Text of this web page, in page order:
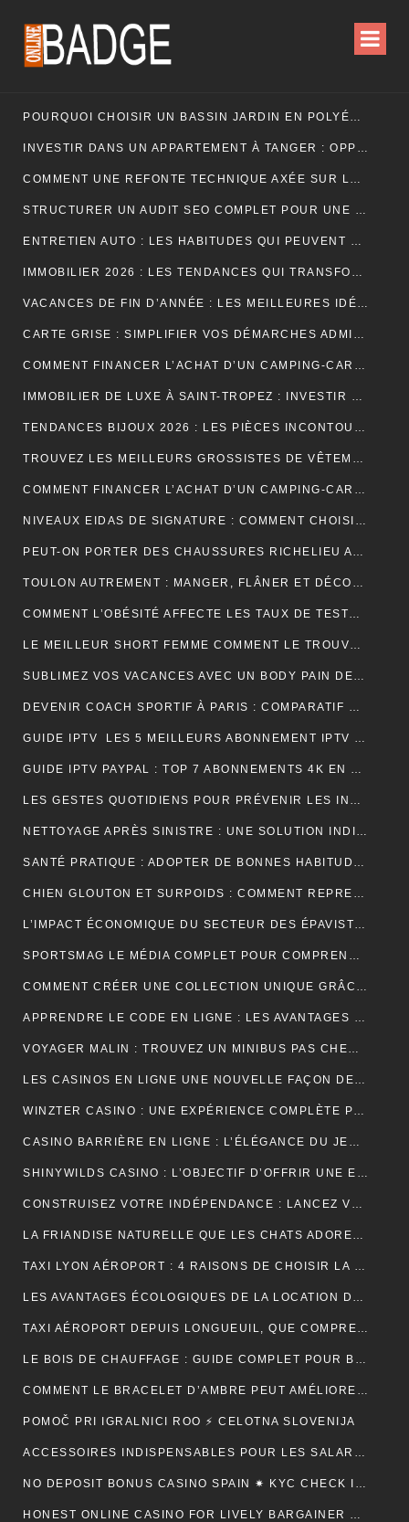
POURQUOI CHOISIR UN BASSIN JARDIN EN POLYÉTHYLÈNE FERME ?
INVESTIR DANS UN APPARTEMENT À TANGER : OPPORTUNITÉS ET POINTS ESSENTIELS À CONNAÎTRE
COMMENT UNE REFONTE TECHNIQUE AXÉE SUR LES SIGNAUX WEB ESSENTIELS A BOOSTÉ LES VENTES D’UNE BOUTIQUE EN LIGNE
STRUCTURER UN AUDIT SEO COMPLET POUR UNE PLATEFORME E-COMMERCE INTERNATIONALE
ENTRETIEN AUTO : LES HABITUDES QUI PEUVENT PROLONGER LA VIE DE VOTRE VÉHICULE
IMMOBILIER 2026 : LES TENDANCES QUI TRANSFORMENT LE MARCHÉ DE LA LOCATION
VACANCES DE FIN D’ANNÉE : LES MEILLEURES IDÉES POUR CÉLÉBRER LES FÊTES
CARTE GRISE : SIMPLIFIER VOS DÉMARCHES ADMINISTRATIVES
COMMENT FINANCER L’ACHAT D’UN CAMPING-CAR : CRÉDIT, LEASING OU PAIEMENT COMPTANT ?
IMMOBILIER DE LUXE À SAINT-TROPEZ : INVESTIR DANS UN ART DE VIVRE
TENDANCES BIJOUX 2026 : LES PIÈCES INCONTOURNABLES À PORTER CETTE ANNÉE
TROUVEZ LES MEILLEURS GROSSISTES DE VÊTEMENTS PAT PATROUILLE POUR BOOSTER VOTRE ACTIVITÉ DE REVENTE RENTABLE
COMMENT FINANCER L’ACHAT D’UN CAMPING-CAR : CRÉDIT, LEASING OU PAIEMENT COMPTANT ?
NIVEAUX EIDAS DE SIGNATURE : COMMENT CHOISIR LE BON NIVEAU POUR SÉCURISER VOS DOCUMENTS
PEUT-ON PORTER DES CHAUSSURES RICHELIEU AVEC UN JEAN ?
TOULON AUTREMENT : MANGER, FLÂNER ET DÉCOUVRIR LES VRAIES BONNES ADRESSES
COMMENT L’OBÉSITÉ AFFECTE LES TAUX DE TESTOSTÉRONE ET LA LIBIDO MASCULINE
LE MEILLEUR SHORT FEMME COMMENT LE TROUVER RAPIDEMENT ET EFFICACEMENT
SUBLIMEZ VOS VACANCES AVEC UN BODY PAIN DE SUCRE PARFAIT POUR UN LOOK ÉLÉGANT EN VOYAGE
DEVENIR COACH SPORTIF À PARIS : COMPARATIF DES FORMATIONS CQP FITNESS
GUIDE IPTV LES 5 MEILLEURS ABONNEMENT IPTV FRANÇAIS 4K
GUIDE IPTV PAYPAL : TOP 7 ABONNEMENTS 4K EN FRANCE
LES GESTES QUOTIDIENS POUR PRÉVENIR LES INFECTIONS CHEZ LES VOLAILLES
NETTOYAGE APRÈS SINISTRE : UNE SOLUTION INDISPENSABLE POUR RETROUVER DES ESPACES SÛRS ET SALUBRES
SANTÉ PRATIQUE : ADOPTER DE BONNES HABITUDES AU QUOTIDIEN
CHIEN GLOUTON ET SURPOIDS : COMMENT REPRENDRE LE CONTRÔLE DES PORTIONS ?
L’IMPACT ÉCONOMIQUE DU SECTEUR DES ÉPAVISTES EN FRANCE
SPORTSMAG LE MÉDIA COMPLET POUR COMPRENDRE LE SPORT LA NUTRITION ET LA PERFORMANCE
COMMENT CRÉER UNE COLLECTION UNIQUE GRÂCE À UN GROSSISTE DE VÊTEMENTS PERSONNALISÉS
APPRENDRE LE CODE EN LIGNE : LES AVANTAGES D’UNE FORMATION ENTIÈREMENT NUMÉRIQUE
VOYAGER MALIN : TROUVEZ UN MINIBUS PAS CHER POUR VOS DÉPLACEMENTS EN GROUPE
LES CASINOS EN LIGNE UNE NOUVELLE FAÇON DE VIVRE LE JEU
WINZTER CASINO : UNE EXPÉRIENCE COMPLÈTE POUR LES AMATEURS DE JEUX EN LIGNE
CASINO BARRIÈRE EN LIGNE : L’ÉLÉGANCE DU JEU NUMÉRIQUE AU SERVICE DES JOUEURS MODERNES
SHINYWILDS CASINO : L’OBJECTIF D’OFFRIR UNE EXPÉRIENCE DE JEU EXCEPTIONNELLE ET SÉCURISÉE
CONSTRUISEZ VOTRE INDÉPENDANCE : LANCEZ VOTRE ACTIVITÉ DE MARCHAND DE BIENS OU AGENT IMMOBILIER
LA FRIANDISE NATURELLE QUE LES CHATS ADORENT : AVANTAGES ET CONSEILS
TAXI LYON AÉROPORT : 4 RAISONS DE CHOISIR LA FIABILITÉ ET LE CONFORT POUR VOS TRAJETS
LES AVANTAGES ÉCOLOGIQUES DE LA LOCATION DE BENNE
TAXI AÉROPORT DEPUIS LONGUEUIL, QUE COMPREND RÉELLEMENT LE PRIX ANNONCÉ ?
LE BOIS DE CHAUFFAGE : GUIDE COMPLET POUR BIEN CHOISIR SON COMBUSTIBLE
COMMENT LE BRACELET D’AMBRE PEUT AMÉLIORER VOTRE QUOTIDIEN
POMOČ PRI IGRALNICI ROO ⚡ CELOTNA SLOVENIJA
ACCESSOIRES INDISPENSABLES POUR LES SALARIÉS EN DÉPLACEMENT PROFESSIONNEL
NO DEPOSIT BONUS CASINO SPAIN ✷ KYC CHECK IN CANADA 🍀
HONEST ONLINE CASINO FOR LIVELY BARGAINER BACK ⚡️ CA ♦️